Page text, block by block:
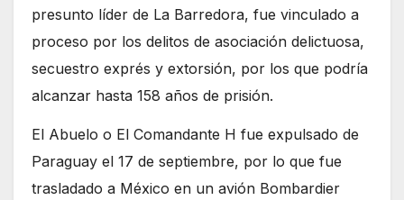
presunto líder de La Barredora, fue vinculado a
proceso por los delitos de asociación delictuosa,
secuestro exprés y extorsión, por los que podría
alcanzar hasta 158 años de prisión.
El Abuelo o El Comandante H fue expulsado de
Paraguay el 17 de septiembre, por lo que fue
trasladado a México en un avión Bombardier